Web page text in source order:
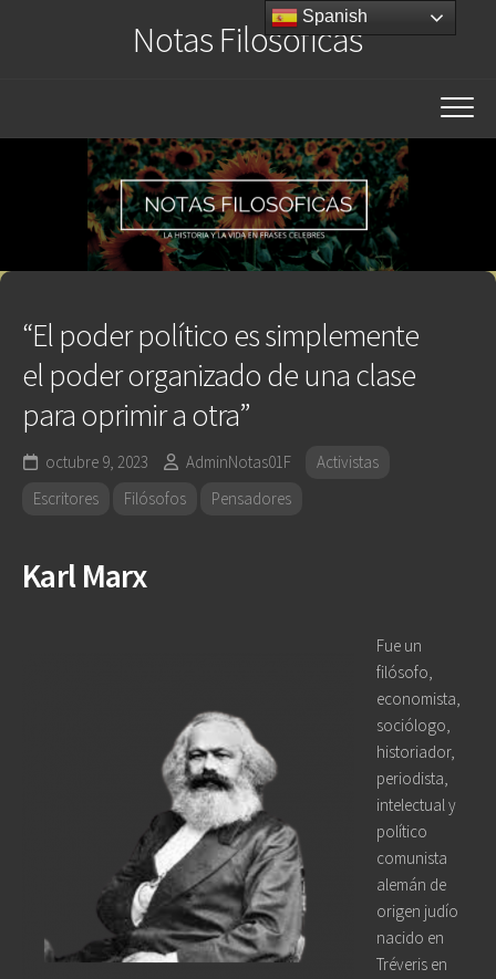
Notas Filosóficas
“El poder político es simplemente
el poder organizado de una clase
para oprimir a otra”
octubre 9, 2023 AdminNotas01F
Activistas
Escritores
Filósofos Pensadores
Karl Marx
Fue un
filósofo,
economista,
sociólogo,
historiador,
periodista,
intelectual y
político
comunista
alemán de
origen judío
nacido en
Tréveris en
Spanish